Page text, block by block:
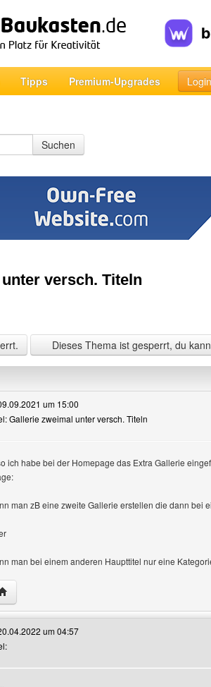
Tipps Premium-Upgrades Login
Suchen
versch. Titeln
Dieses Thema ist gesperrt, du
Profile anzeigen
um 15:00
Gallerie zweimal unter versch. Titeln
ich habe bei der Homepage das Extra Gallerie
man zB eine zweite Gallerie erstellen die dann bei
man bei einem anderen Haupttitel nur eine
dieses Benutzers besuchen: Starseed-
um 04:57